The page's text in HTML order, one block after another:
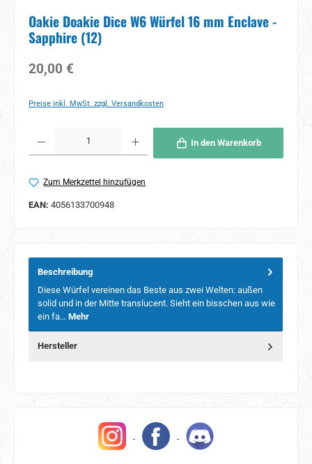
Oakie Doakie Dice W6 Würfel 16 mm Enclave -
Sapphire (12)
Regulärer Preis:
20,00 €
Preise inkl. MwSt. zzgl. Versandkosten
In den Warenkorb
Zum Merkzettel hinzufügen
EAN: 4056133700948
Beschreibung
Diese Würfel vereinen das Beste aus zwei Welten: außen
solid und in der Mitte translucent. Sieht ein bisschen aus wie
ein fa… Mehr
Hersteller